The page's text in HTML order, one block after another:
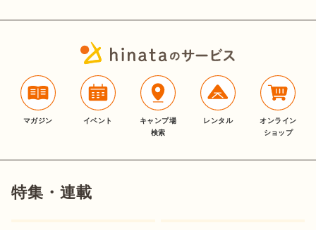
マガジン イベント
キャンプ場
検索
レンタル
オンライン
ショップ
特集・連載